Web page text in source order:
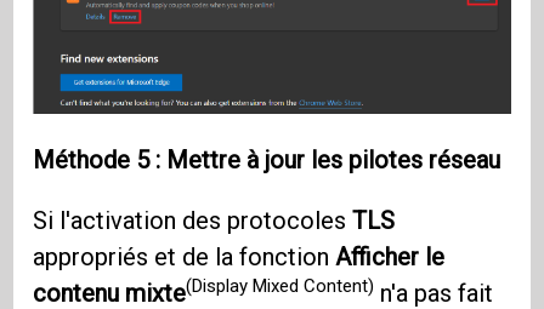
Méthode 5 : Mettre à jour les pilotes réseau
Si l'activation des protocolesTLS
appropriés et de la fonctionAfficher le
contenu mixte(Display Mixed Content) n'a pas fait